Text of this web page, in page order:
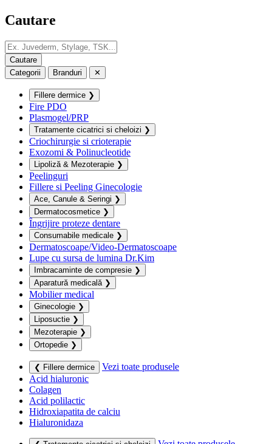
Cautare
Categorii Branduri ✕
Fillere dermice ❯
Fire PDO
Plasmogel/PRP
Tratamente cicatrici si cheloizi ❯
Criochirurgie si crioterapie
Exozomi & Polinucleotide
Lipoliză & Mezoterapie ❯
Peelinguri
Fillere si Peeling Ginecologie
Ace, Canule & Seringi ❯
Dermatocosmetice ❯
Îngrijire proteze dentare
Consumabile medicale ❯
Dermatoscoape/Video-Dermatoscoape
Lupe cu sursa de lumina Dr.Kim
Imbracaminte de compresie ❯
Aparatură medicală ❯
Mobilier medical
Ginecologie ❯
Liposuctie ❯
Mezoterapie ❯
Ortopedie ❯
❮ Fillere dermice
Vezi toate produsele
Acid hialuronic
Colagen
Acid polilactic
Hidroxiapatita de calciu
Hialuronidaza